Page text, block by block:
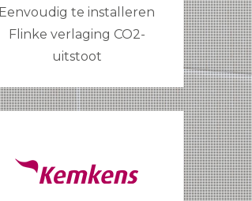
Eenvoudig te installeren
Flinke verlaging CO2-
uitstoot